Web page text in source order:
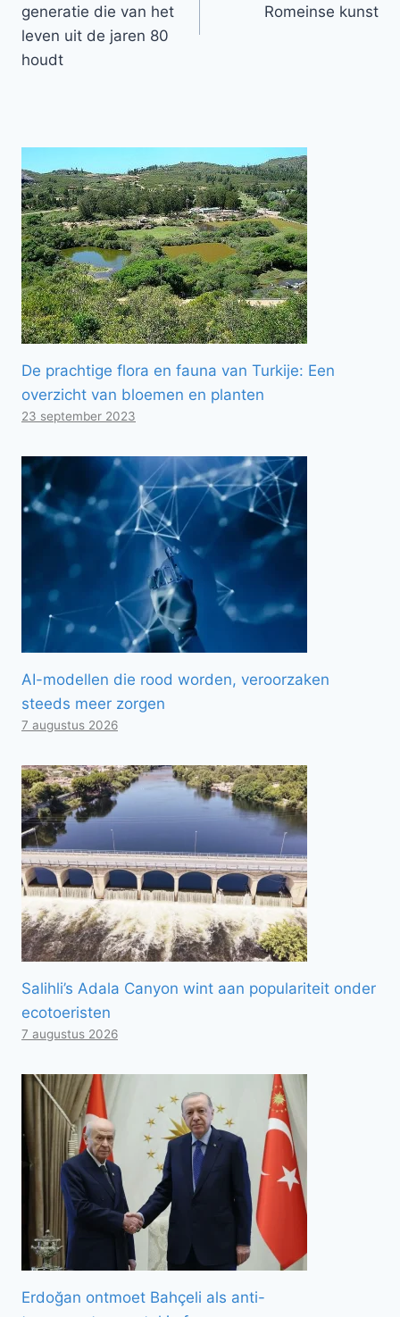
generatie die van het
leven uit de jaren 80
houdt
Romeinse kunst
De prachtige flora en fauna van Turkije: Een
overzicht van bloemen en planten
23 september 2023
AI-modellen die rood worden, veroorzaken
steeds meer zorgen
7 augustus 2026
Salihli’s Adala Canyon wint aan populariteit onder
ecotoeristen
7 augustus 2026
Erdoğan ontmoet Bahçeli als anti-